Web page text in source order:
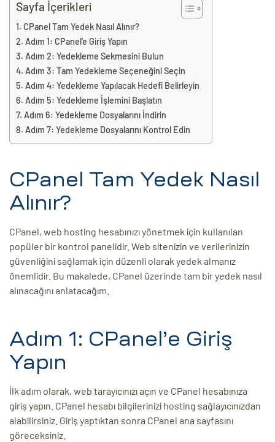
Aday
Sayfa İçerikleri
CPanel Tam Yedek Nasıl Alınır?
Adım 1: CPanel’e Giriş Yapın
Adım 2: Yedekleme Sekmesini Bulun
Adım 3: Tam Yedekleme Seçeneğini Seçin
Adım 4: Yedekleme Yapılacak Hedefi Belirleyin
Adım 5: Yedekleme İşlemini Başlatın
Adım 6: Yedekleme Dosyalarını İndirin
Adım 7: Yedekleme Dosyalarını Kontrol Edin
CPanel Tam Yedek Nasıl
Alınır?
CPanel, web hosting hesabınızı yönetmek için kullanılan
popüler bir kontrol panelidir. Web sitenizin ve verilerinizin
güvenliğini sağlamak için düzenli olarak yedek almanız
önemlidir. Bu makalede, CPanel üzerinde tam bir yedek nasıl
alınacağını anlatacağım.
Adım 1: CPanel’e Giriş
Yapın
İlk adım olarak, web tarayıcınızı açın ve CPanel hesabınıza
giriş yapın. CPanel hesabı bilgilerinizi hosting sağlayıcınızdan
alabilirsiniz. Giriş yaptıktan sonra CPanel ana sayfasını
göreceksiniz.